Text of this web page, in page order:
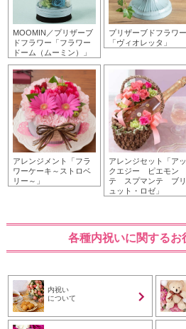
MOOMIN／プリザーブ
ドフラワー「フラワー
ドーム（ムーミン）」
プリザーブドフラワー
「ヴィオレッタ」
アレンジメント「フラ
ワーケーキ～ストロベ
リー～」
アレンジセット「アッ
クエジー ピエモン
テ スプマンテ ブリ
ュット・ロゼ」
各種内祝いに関するお
内祝い
について